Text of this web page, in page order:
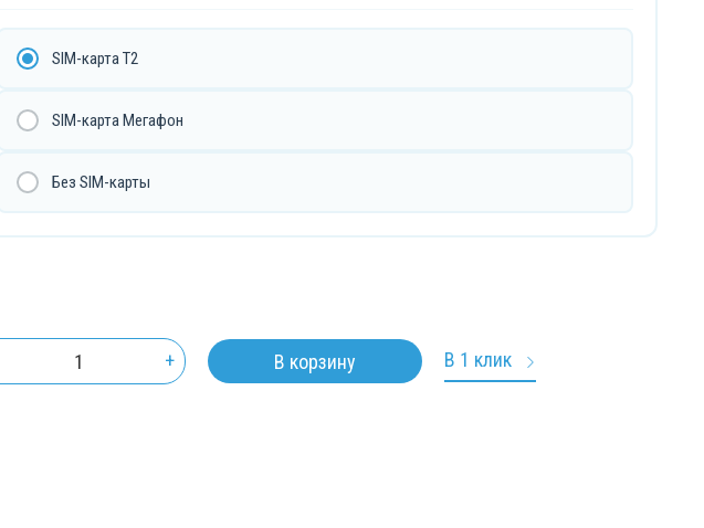
SIM-карта T2
SIM-карта Мегафон
Без SIM-карты
+ В корзину В 1 клик